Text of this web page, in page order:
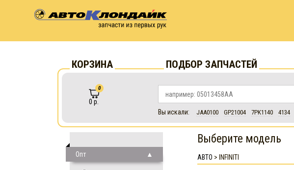
КОРЗИНА ПОДБОР ЗАПЧАСТЕЙ
0
0 р.
Вы искали: JAA0100 GP21004 7PK1140 4134
Опт
Выберите модель
АВТО > INFINITI